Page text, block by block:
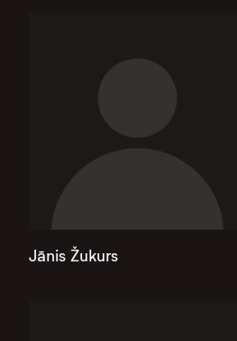
Jānis Žukurs